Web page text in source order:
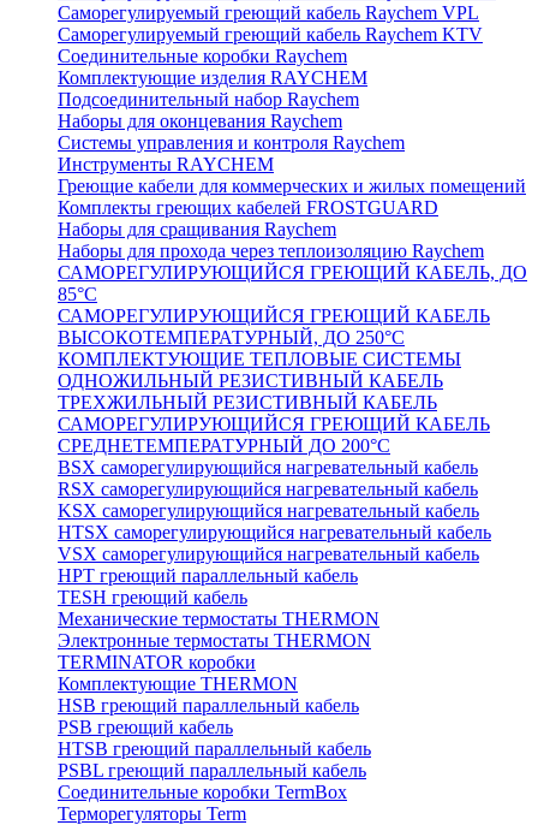
Саморегулируемый греющий кабель Raychem VPL
Саморегулируемый греющий кабель Raychem KTV
Соединительные коробки Raychem
Комплектующие изделия RAYCHEM
Подсоединительный набор Raychem
Наборы для оконцевания Raychem
Системы управления и контроля Raychem
Инструменты RAYCHEM
Греющие кабели для коммерческих и жилых помещений
Комплекты греющих кабелей FROSTGUARD
Наборы для сращивания Raychem
Наборы для прохода через теплоизоляцию Raychem
САМОРЕГУЛИРУЮЩИЙСЯ ГРЕЮЩИЙ КАБЕЛЬ, ДО
85°С
САМОРЕГУЛИРУЮЩИЙСЯ ГРЕЮЩИЙ КАБЕЛЬ
ВЫСОКОТЕМПЕРАТУРНЫЙ, ДО 250°С
КОМПЛЕКТУЮЩИЕ ТЕПЛОВЫЕ СИСТЕМЫ
ОДНОЖИЛЬНЫЙ РЕЗИСТИВНЫЙ КАБЕЛЬ
ТРЕХЖИЛЬНЫЙ РЕЗИСТИВНЫЙ КАБЕЛЬ
САМОРЕГУЛИРУЮЩИЙСЯ ГРЕЮЩИЙ КАБЕЛЬ
СРЕДНЕТЕМПЕРАТУРНЫЙ ДО 200°С
BSX саморегулирующийся нагревательный кабель
RSX саморегулирующийся нагревательный кабель
KSX саморегулирующийся нагревательный кабель
HTSX саморегулирующийся нагревательный кабель
VSX саморегулирующийся нагревательный кабель
НРТ греющий параллельный кабель
TESH греющий кабель
Механические термостаты THERMON
Электронные термостаты THERMON
TERMINATOR коробки
Комплектующие THERMON
HSB греющий параллельный кабель
PSB греющий кабель
HTSB греющий параллельный кабель
PSBL греющий параллельный кабель
Соединительные коробки TermBox
Терморегуляторы Term